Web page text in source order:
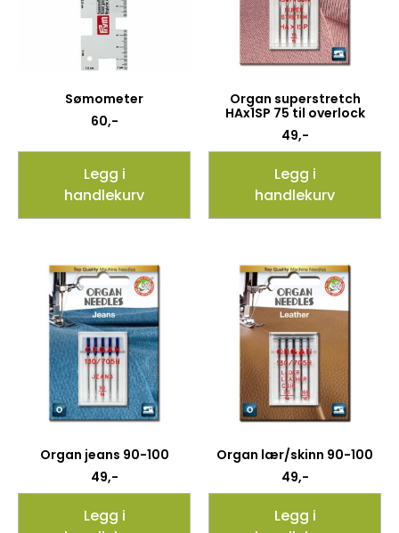
Sømometer
60,-
Legg i
handlekurv
Organ superstretch
HAx1SP 75 til overlock
49,-
Legg i
handlekurv
Organ jeans 90-100
49,-
Legg i
Organ lær/skinn 90-100
49,-
Legg i